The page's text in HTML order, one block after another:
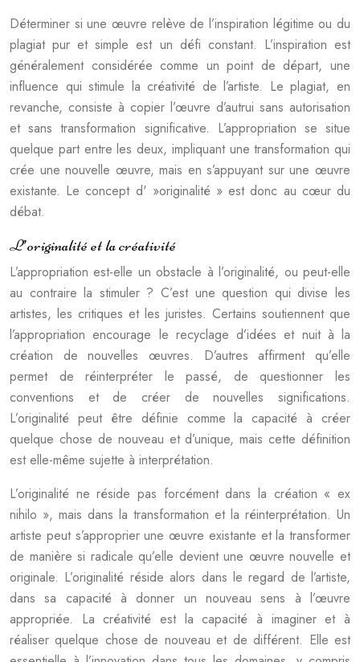
Déterminer si une œuvre relève de l’inspiration légitime ou du
plagiat pur et simple est un défi constant. L’inspiration est
généralement considérée comme un point de départ, une
influence qui stimule la créativité de l’artiste. Le plagiat, en
revanche, consiste à copier l’œuvre d’autrui sans autorisation
et sans transformation significative. L’appropriation se situe
quelque part entre les deux, impliquant une transformation qui
crée une nouvelle œuvre, mais en s’appuyant sur une œuvre
existante. Le concept d' »originalité » est donc au cœur du
débat.
L’originalité et la créativité
L’appropriation est-elle un obstacle à l’originalité, ou peut-elle
au contraire la stimuler ? C’est une question qui divise les
artistes, les critiques et les juristes. Certains soutiennent que
l’appropriation encourage le recyclage d’idées et nuit à la
création de nouvelles œuvres. D’autres affirment qu’elle
permet de réinterpréter le passé, de questionner les
conventions et de créer de nouvelles significations.
L’originalité peut être définie comme la capacité à créer
quelque chose de nouveau et d’unique, mais cette définition
est elle-même sujette à interprétation.
L’originalité ne réside pas forcément dans la création « ex
nihilo », mais dans la transformation et la réinterprétation. Un
artiste peut s’approprier une œuvre existante et la transformer
de manière si radicale qu’elle devient une œuvre nouvelle et
originale. L’originalité réside alors dans le regard de l’artiste,
dans sa capacité à donner un nouveau sens à l’œuvre
appropriée. La créativité est la capacité à imaginer et à
réaliser quelque chose de nouveau et de différent. Elle est